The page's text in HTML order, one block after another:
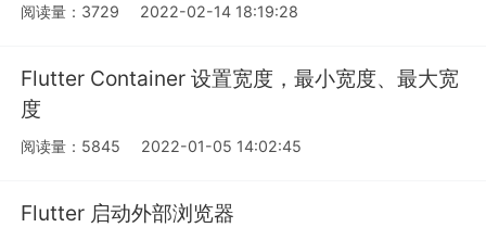
阅读量：3729 2022-02-14 18:19:28
Flutter Container 设置宽度，最小宽度、最大宽
度
阅读量：5845 2022-01-05 14:02:45
Flutter 启动外部浏览器